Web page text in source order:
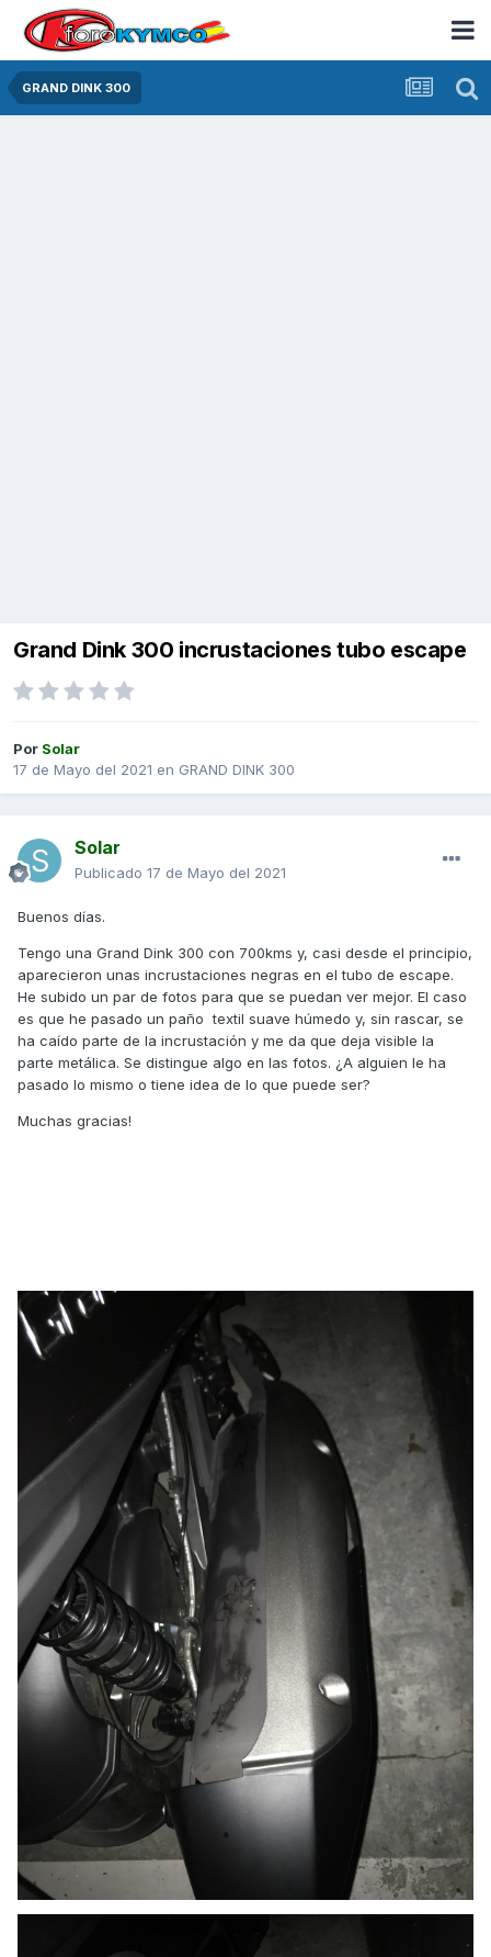
GRAND DINK 300
Grand Dink 300 incrustaciones tubo escape
Por Solar
17 de Mayo del 2021 en GRAND DINK 300
Solar
Publicado 17 de Mayo del 2021
Buenos días.
Tengo una Grand Dink 300 con 700kms y, casi desde el principio,
aparecieron unas incrustaciones negras en el tubo de escape.
He subido un par de fotos para que se puedan ver mejor. El caso
es que he pasado un paño textil suave húmedo y, sin rascar, se
ha caído parte de la incrustación y me da que deja visible la
parte metálica. Se distingue algo en las fotos. ¿A alguien le ha
pasado lo mismo o tiene idea de lo que puede ser?
Muchas gracias!